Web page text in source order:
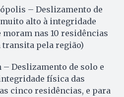
– Deslizamento de
alto à integridade
nas 10 residências
transita pela região)
– Deslizamento de solo e
física das
cinco residências, e para